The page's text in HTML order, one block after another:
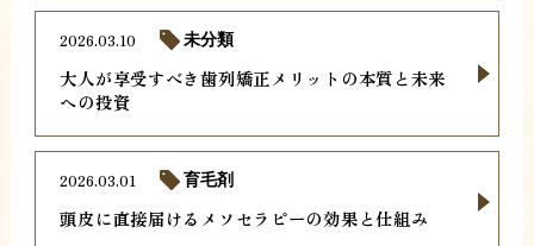
大人が享受すべき歯列矯正メリットの本質と未来
への投資
2026.03.10 未分類
頭皮に直接届けるメソセラピーの効果と仕組み
2026.03.01 育毛剤